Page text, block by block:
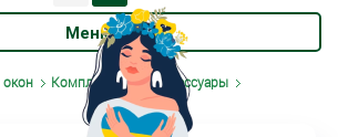
Меню
окон
Комплектация и аксессуары